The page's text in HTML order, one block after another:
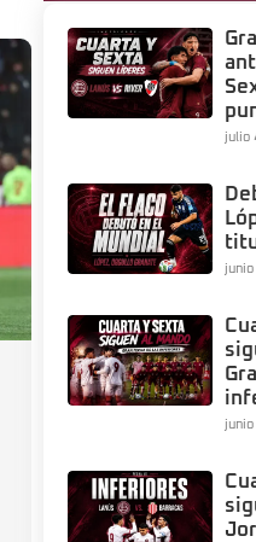
julio
junio
junio